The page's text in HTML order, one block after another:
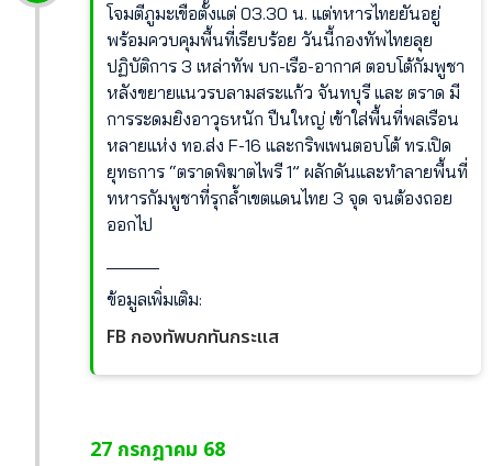
โจมตีภูมะเขือตั้งแต่ 03.30 น. แต่ทหารไทยยันอยู่
พร้อมควบคุมพื้นที่เรียบร้อย วันนี้กองทัพไทยลุย
ปฏิบัติการ 3 เหล่าทัพ บก-เรือ-อากาศ ตอบโต้กัมพูชา
หลังขยายแนวรบลามสระแก้ว จันทบุรี และ ตราด มี
การระดมยิงอาวุธหนัก ปืนใหญ่ เข้าใส่พื้นที่พลเรือน
หลายแห่ง ทอ.ส่ง F-16 และกริพเพนตอบโต้ ทร.เปิด
ยุทธการ “ตราดพิฆาตไพรี 1” ผลักดันและทำลายพื้นที่
ทหารกัมพูชาที่รุกล้ำเขตแดนไทย 3 จุด จนต้องถอย
ออกไป
ข้อมูลเพิ่มเติม:
FB กองทัพบกทันกระแส
27 กรกฎาคม 68